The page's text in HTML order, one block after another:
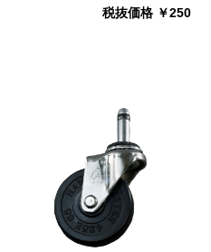
税抜価格 ￥250